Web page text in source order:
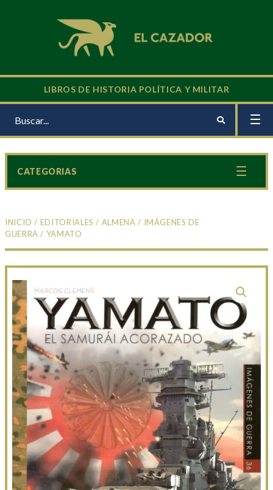
LIBROS DE HISTORIA POLÍTICA Y MILITAR
INICIO / EDITORIALES / ALMENA / IMÁGENES DE
GUERRA / YAMATO
CATEGORIAS